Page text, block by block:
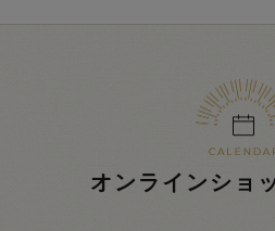
オンラインショ